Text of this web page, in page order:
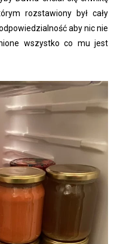
rozstawiony był cały
aby nic nie
wszystko co mu jest